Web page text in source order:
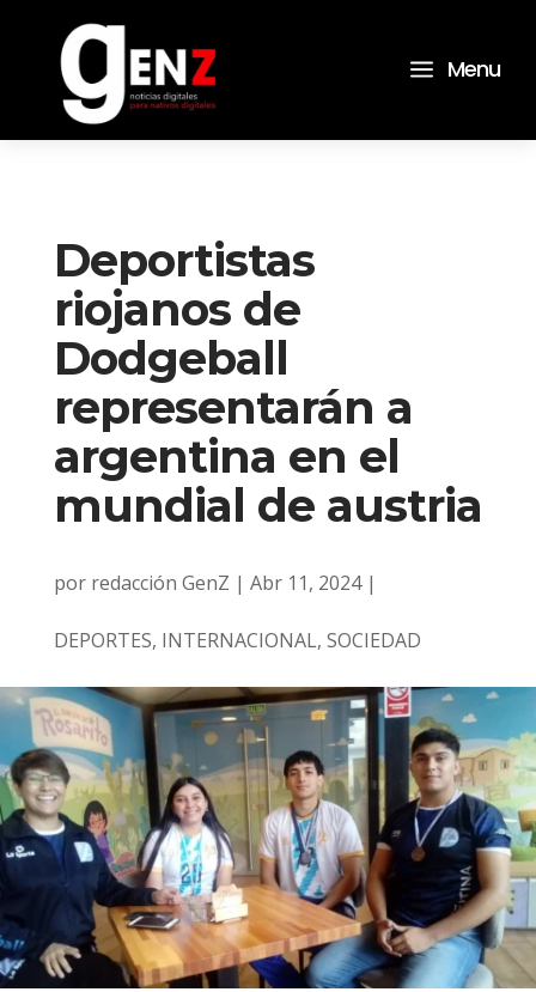
a Menu
Deportistas
riojanos de
Dodgeball
representarán a
argentina en el
mundial de austria
por redacción GenZ | Abr 11, 2024|
DEPORTES, INTERNACIONAL, SOCIEDAD